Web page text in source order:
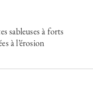
sableuses à forts
à l’érosion